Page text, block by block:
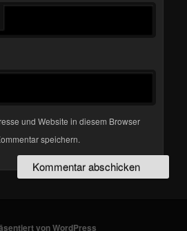
und Website in diesem Browser
speichern.
von WordPress